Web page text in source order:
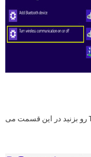
گزینه Turn Wireless Communication On or Off رو بزنید در این قسمت می